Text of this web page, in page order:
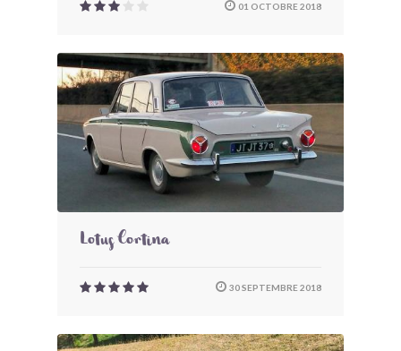
01 OCTOBRE 2018
Lotus Cortina
30 SEPTEMBRE 2018